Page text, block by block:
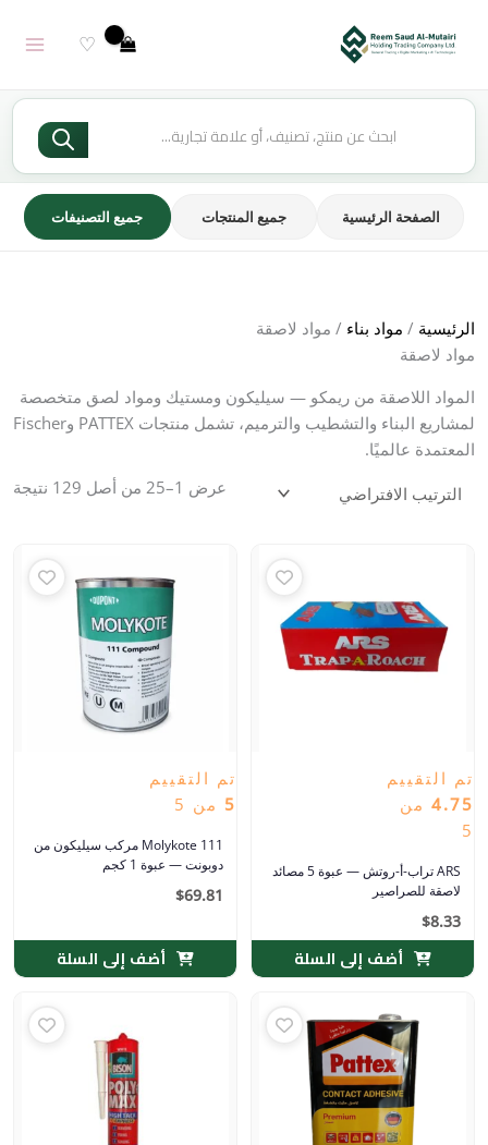
♡
Products
الصفحة الرئيسية جميع المنتجات جميع التصنيفات
الرئيسية / مواد بناء / مواد لاصقة
مواد لاصقة
المواد اللاصقة من ريمكو — سيليكون ومستيك ومواد لصق متخصصة
لمشاريع البناء والتشطيب والترميم، تشمل منتجات PATTEX وFischer
المعتمدة عالميًا.
عرض 1–25 من أصل 129 نتيجة
تم التقييم
4.75 من
5
ARS تراب-أ-روتش — عبوة 5 مصائد
لاصقة للصراصير
$8.33
أضف إلى السلة
تم التقييم
5 من 5
Molykote 111 مركب سيليكون من
دوبونت — عبوة 1 كجم
$69.81
أضف إلى السلة